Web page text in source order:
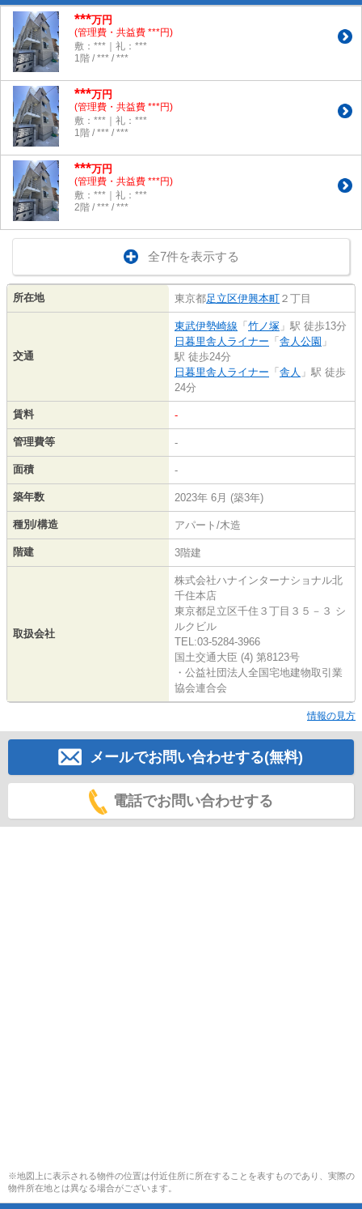
***万円
(管理費・共益費 ***円)
敷：***｜礼：***
1階 / *** / ***
***万円
(管理費・共益費 ***円)
敷：***｜礼：***
1階 / *** / ***
***万円
(管理費・共益費 ***円)
敷：***｜礼：***
2階 / *** / ***
全7件を表示する
所在地 東京都足立区伊興本町 ２丁目
交通
東武伊勢崎線 「竹ノ塚 」駅 徒歩13分
日暮里舎人ライナー 「舎人公園 」
駅 徒歩24分
日暮里舎人ライナー 「舎人 」駅 徒歩
24分
賃料 -
管理費等 -
面積 -
築年数 2023年 6月 (築3年)
種別/構造 アパート/木造
階建 3階建
取扱会社
株式会社ハナインターナショナル北
千住本店
東京都足立区千住３丁目３５－３ シ
ルクビル
TEL:03-5284-3966
国土交通大臣 (4) 第8123号
・公益社団法人全国宅地建物取引業
協会連合会
情報の見方
メールでお問い合わせする(無料)
電話でお問い合わせする
※地図上に表示される物件の位置は付近住所に所在することを表すものであり、実際の
物件所在地とは異なる場合がございます。